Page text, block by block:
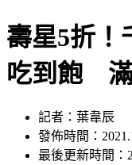
壽星5折！
吃到飽 滿
記者：葉韋辰
發佈時間：
最後更新時間：